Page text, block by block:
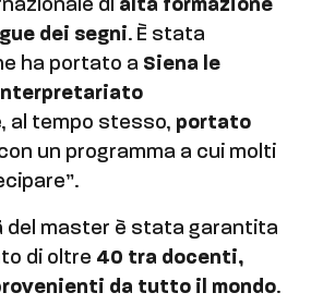
di alta formazione
dei segni. È stata
ha portato a Siena le
al tempo stesso, portato
un programma a cui molti
del master è stata garantita
di oltre 40 tra docenti,
da tutto il mondo.